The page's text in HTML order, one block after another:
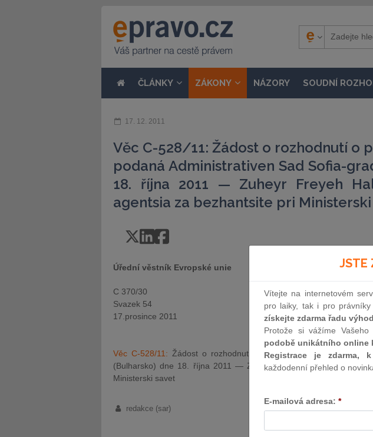
ČLÁNKY ZÁKONY NÁZORY SOUDNÍ
17. 12. 2011
Věc C-528/11: Žádost o rozhodnutí o
podaná Administrativen Sad Sofia-
18. října 2011 — Zuheyr Freyeh
agentsia za bezhantsite pri
Úřední věstník Evropské unie
C 370/30
Svazek 54
17.prosince 2011
Věc C-528/11: Žádost o rozhodnutí o předběžné otázce podaná
(Bulharsko) dne 18. října 2011 — Zuheyr Freyeh Halaf v.
Ministerski savet
redakce (sar)
JSTE
Vítejte na internetovém
pro laiky, tak i pro
získejte zdarma řadu
Protože si vážíme
podobě unikátního online
Registrace je zdarma,
každodenní přehled o
E-mailová adresa: *